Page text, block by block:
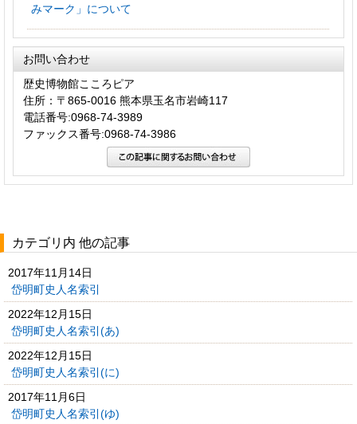
みマーク」について
お問い合わせ
歴史博物館こころピア
住所：〒865-0016 熊本県玉名市岩崎117
電話番号:0968-74-3989
ファックス番号:0968-74-3986
カテゴリ内 他の記事
2017年11月14日
岱明町史人名索引
2022年12月15日
岱明町史人名索引(あ)
2022年12月15日
岱明町史人名索引(に)
2017年11月6日
岱明町史人名索引(ゆ)